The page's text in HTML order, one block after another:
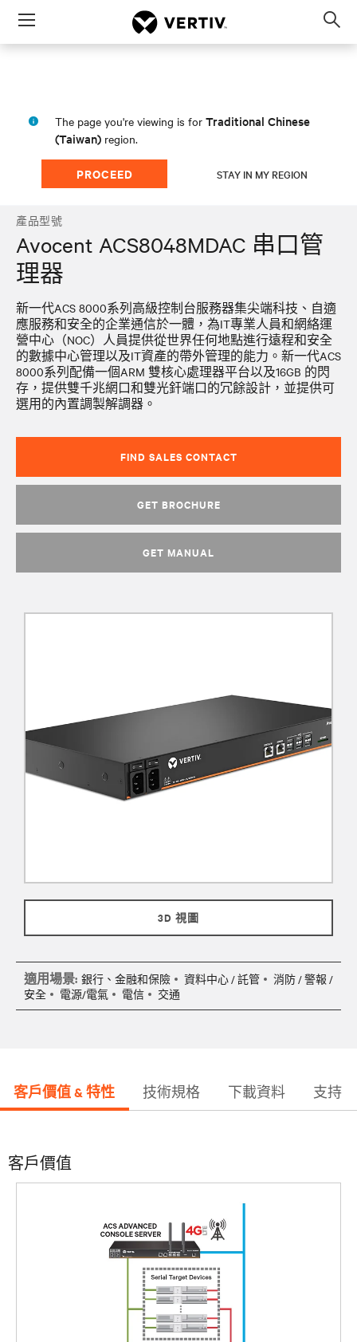
Menu
The page you're viewing is for Traditional Chinese
(Taiwan) region.
PROCEED STAY IN MY REGION
產品型號
Avocent ACS8048MDAC 串口管
理器
新一代ACS 8000系列高級控制台服務器集尖端科技、自適
應服務和安全的企業通信於一體，為IT專業人員和網絡運
營中心（NOC）人員提供從世界任何地點進行遠程和安全
的數據中心管理以及IT資產的帶外管理的能力。新一代ACS
8000系列配備一個ARM 雙核心處理器平台以及16GB 的閃
存，提供雙千兆網口和雙光釬端口的冗餘設計，並提供可
選用的內置調製解調器。
FIND SALES CONTACT
GET BROCHURE
GET MANUAL
3D 視圖
適用場景: 銀行、金融和保險 資料中心 / 託管
消防 / 警報 /
安全
電源/電氣 電信 交通
客戶價值 & 特性 技術規格 下載資料 支持
客戶價值